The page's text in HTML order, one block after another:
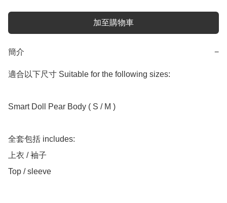
加至購物車
簡介 −
適合以下尺寸 Suitable for the following sizes:
Smart Doll Pear Body ( S / M )
全套包括 includes:
上衣 / 袖子
Top / sleeve